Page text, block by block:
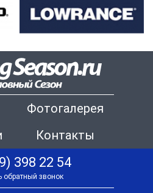
Фотогалерея
Контакты
398 22 54
обратный звонок